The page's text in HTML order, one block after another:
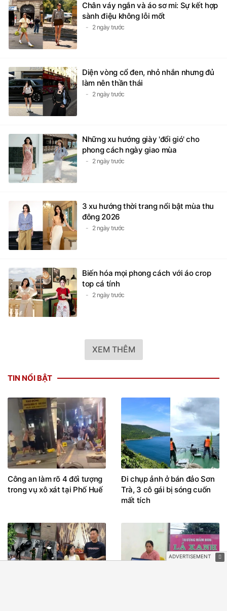
Chân váy ngắn và áo sơ mi: Sự kết hợp
sành điệu không lỗi mốt
2 ngày trước
Diện vòng cổ đen, nhỏ nhắn nhưng đủ
làm nên thần thái
2 ngày trước
Những xu hướng giày 'đổi gió' cho
phong cách ngày giao mùa
2 ngày trước
3 xu hướng thời trang nổi bật mùa thu
đông 2026
2 ngày trước
Biến hóa mọi phong cách với áo crop
top cá tính
2 ngày trước
XEM THÊM
TIN NỔI BẬT
Công an làm rõ 4 đối tượng
trong vụ xô xát tại Phố Huế
Đi chụp ảnh ở bán đảo Sơn
Trà, 3 cô gái bị sóng cuốn
mất tích